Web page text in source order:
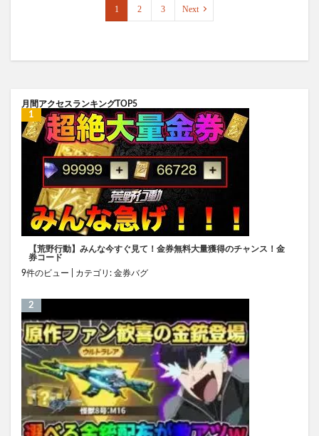
1 2 3 Next
月間アクセスランキングTOP5
【荒野行動】みんな今すぐ見て！金券無料大量獲得のチャンス！金
券コード
9件のビュー
カテゴリ: 金券バグ